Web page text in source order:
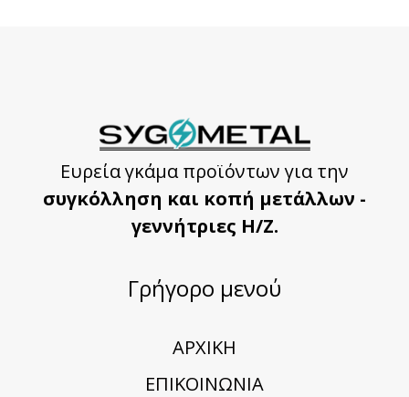
Ευρεία γκάμα προϊόντων για την
συγκόλληση και κοπή μετάλλων -
γεννήτριες Η/Ζ.
Γρήγορο μενού
ΑΡΧΙΚΗ
ΕΠΙΚΟΙΝΩΝΙΑ